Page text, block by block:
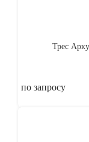
Трес
по запросу